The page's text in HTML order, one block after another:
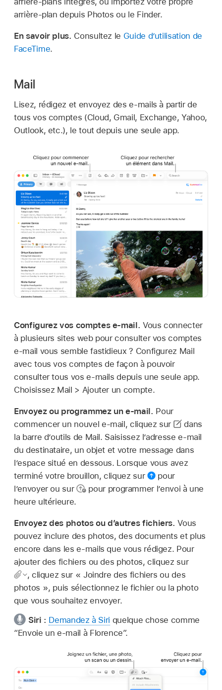
arrière-plan depuis Photos ou le Finder.
En savoir plus. Consultez le Guide d’utilisation de
FaceTime.
Mail
Lisez, rédigez et envoyez des e-mails à partir de
tous vos comptes (Cloud, Gmail, Exchange, Yahoo,
Outlook, etc.), le tout depuis une seule app.
Configurez vos comptes e-mail. Vous connecter
à plusieurs sites web pour consulter vos comptes
e-mail vous semble fastidieux ? Configurez Mail
avec tous vos comptes de façon à pouvoir
consulter tous vos e-mails depuis une seule app.
Choisissez Mail > Ajouter un compte.
Envoyez ou programmez un e-mail. Pour
commencer un nouvel e-mail, cliquez sur
dans
la barre d’outils de Mail. Saisissez l’adresse e-mail
du destinataire, un objet et votre message dans
l’espace situé en dessous. Lorsque vous avez
terminé votre brouillon, cliquez sur
pour
l’envoyer ou sur
pour programmer l’envoi à une
heure ultérieure.
Envoyez des photos ou d’autres fichiers.Vous
pouvez inclure des photos, des documents et plus
encore dans les e-mails que vous rédigez. Pour
ajouter des fichiers ou des photos, cliquez sur
, cliquez sur « Joindre des fichiers ou des
photos », puis sélectionnez le fichier ou la photo
que vous souhaitez envoyer.
Siri : Demandez à Siri quelque chose comme
“Envoie un e-mail à Florence”.